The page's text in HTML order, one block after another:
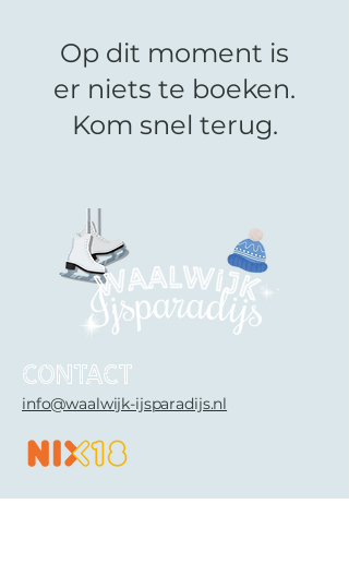
Op dit moment is
er niets te boeken.
Kom snel terug.
Contact
info@waalwijk-ijsparadijs.nl